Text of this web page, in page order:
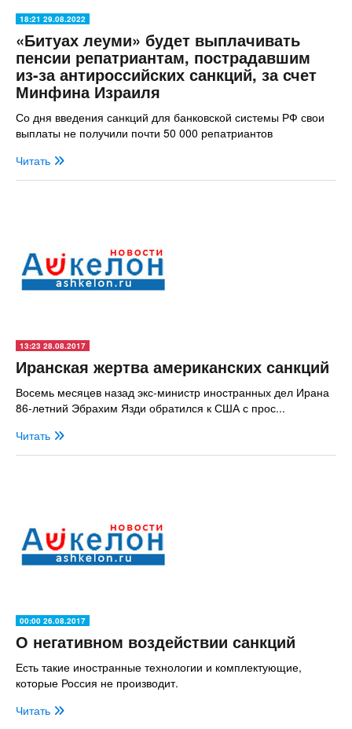
18:21 29.08.2022
«Битуах леуми» будет выплачивать
пенсии репатриантам, пострадавшим
из-за антироссийских санкций, за счет
Минфина Израиля
Со дня введения санкций для банковской системы РФ свои
выплаты не получили почти 50 000 репатриантов
Читать
13:23 28.08.2017
Иранская жертва американских санкций
Восемь месяцев назад экс-министр иностранных дел Ирана
86-летний Эбрахим Язди обратился к США с прос...
Читать
00:00 26.08.2017
О негативном воздействии санкций
Есть такие иностранные технологии и комплектующие,
которые Россия не производит.
Читать